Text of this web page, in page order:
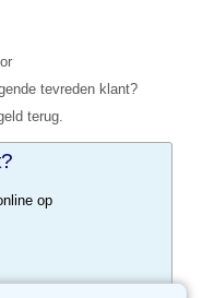
tevreden klant?
terug.
op